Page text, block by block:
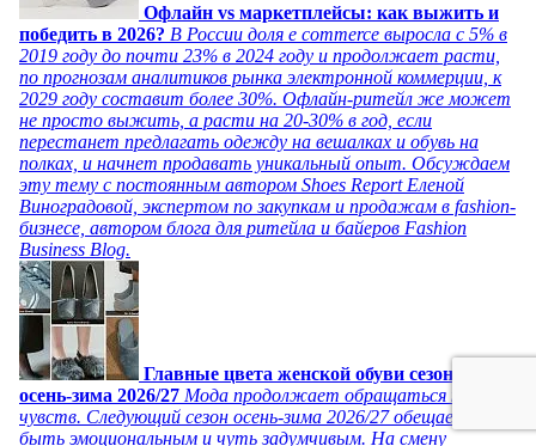
Офлайн vs маркетплейсы: как выжить и
победить в 2026? В России доля e commerce выросла с 5% в
2019 году до почти 23% в 2024 году и продолжает расти,
по прогнозам аналитиков рынка электронной коммерции, к
2029 году составит более 30%. Офлайн-ритейл же может
не просто выжить, а расти на 20-30% в год, если
перестанет предлагать одежду на вешалках и обувь на
полках, и начнет продавать уникальный опыт. Обсуждаем
эту тему с постоянным автором Shoes Report Еленой
Виноградовой, экспертом по закупкам и продажам в fashion-
бизнесе, автором блога для ритейла и байеров Fashion
Business Blog.
Главные цвета женской обуви сезона
осень-зима 2026/27 Мода продолжает обращаться к языку
чувств. Следующий сезон осень-зима 2026/27 обещает
быть эмоциональным и чуть задумчивым. На смену